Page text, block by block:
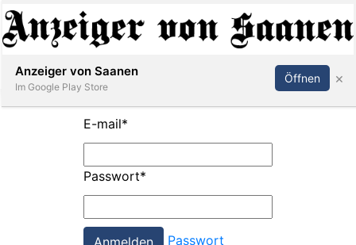
Abonnieren Anmelden
E-mail*
Passwort*
Passwort
Anzeiger von Saanen
Im Google Play Store
Öffnen ×